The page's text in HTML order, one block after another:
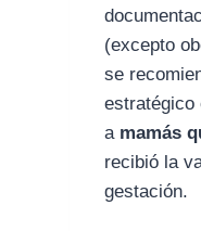
(excepto
se
estratégico
a mamás
recibió la
gestación.